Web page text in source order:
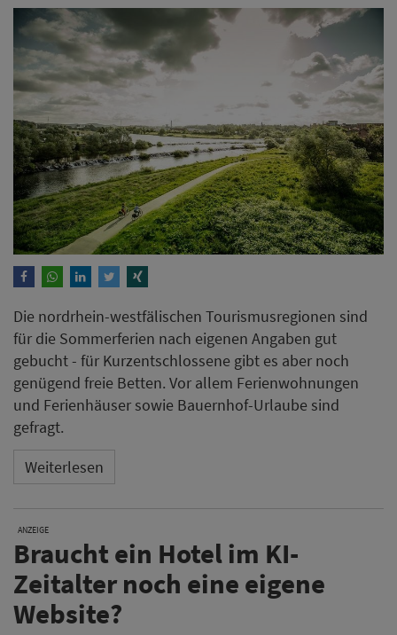
Die nordrhein-westfälischen Tourismusregionen sind
für die Sommerferien nach eigenen Angaben gut
gebucht - für Kurzentschlossene gibt es aber noch
genügend freie Betten. Vor allem Ferienwohnungen
und Ferienhäuser sowie Bauernhof-Urlaube sind
gefragt.
Weiterlesen
ANZEIGE
Braucht ein Hotel im KI-
Zeitalter noch eine eigene
Website?